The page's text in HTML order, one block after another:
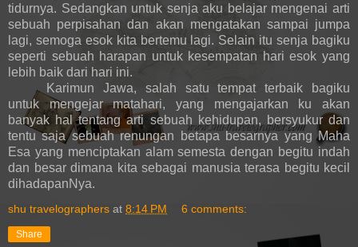
tidurnya. Sedangkan untuk senja aku belajar mengenai arti
sebuah perpisahan dan akan mengatakan sampai jumpa
lagi, semoga esok kita bertemu lagi. Selain itu senja bagiku
seperti sebuah harapan untuk kesempatan hari esok yang
lebih baik dari hari ini.
Karimun Jawa, salah satu tempat terbaik bagiku
untuk mengejar matahari, yang mengajarkan ku akan
banyak hal tentang arti sebuah kehidupan, bersyukur dan
tentu saja sebuah renungan betapa besarnya yang Maha
Esa yang menciptakan alam semesta dengan begitu indah
dan besar dimana kita sebagai manusia terasa begitu kecil
dihadapanNya.
shu travelographers at 8:14 PM 6 comments:
Share